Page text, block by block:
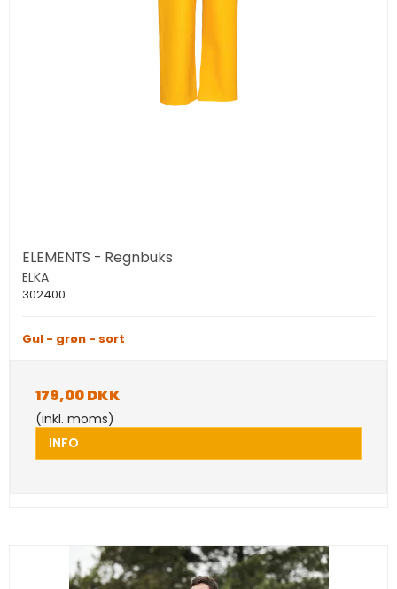
ELEMENTS - Regnbuks
ELKA
302400
Gul - grøn - sort
179,00 DKK
(inkl. moms)
INFO